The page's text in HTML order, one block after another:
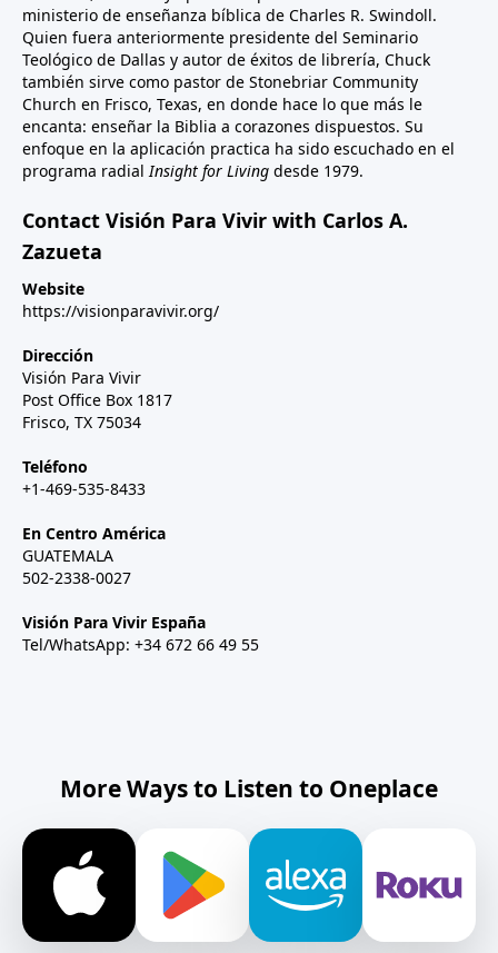
ministerio de enseñanza bíblica de Charles R. Swindoll.
Quien fuera anteriormente presidente del Seminario
Teológico de Dallas y autor de éxitos de librería, Chuck
también sirve como pastor de Stonebriar Community
Church en Frisco, Texas, en donde hace lo que más le
encanta: enseñar la Biblia a corazones dispuestos. Su
enfoque en la aplicación practica ha sido escuchado en el
programa radial Insight for Living desde 1979.
Contact Visión Para Vivir with Carlos A.
Zazueta
Website
https://visionparavivir.org/
Dirección
Visión Para Vivir
Post Office Box 1817
Frisco, TX 75034
Teléfono
+1-469-535-8433
En Centro América
GUATEMALA
502-2338-0027
Visión Para Vivir España
Tel/WhatsApp: +34 672 66 49 55
More Ways to Listen to Oneplace